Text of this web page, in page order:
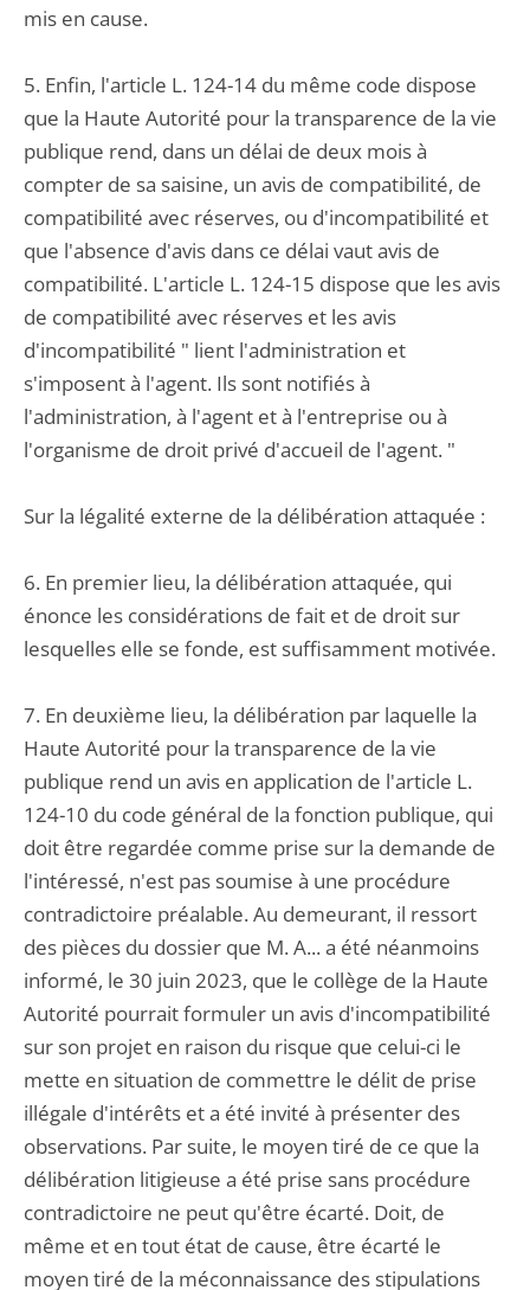
mis en cause.
5. Enfin, l'article L. 124-14 du même code dispose
que la Haute Autorité pour la transparence de la vie
publique rend, dans un délai de deux mois à
compter de sa saisine, un avis de compatibilité, de
compatibilité avec réserves, ou d'incompatibilité et
que l'absence d'avis dans ce délai vaut avis de
compatibilité. L'article L. 124-15 dispose que les avis
de compatibilité avec réserves et les avis
d'incompatibilité " lient l'administration et
s'imposent à l'agent. Ils sont notifiés à
l'administration, à l'agent et à l'entreprise ou à
l'organisme de droit privé d'accueil de l'agent. "
Sur la légalité externe de la délibération attaquée :
6. En premier lieu, la délibération attaquée, qui
énonce les considérations de fait et de droit sur
lesquelles elle se fonde, est suffisamment motivée.
7. En deuxième lieu, la délibération par laquelle la
Haute Autorité pour la transparence de la vie
publique rend un avis en application de l'article L.
124-10 du code général de la fonction publique, qui
doit être regardée comme prise sur la demande de
l'intéressé, n'est pas soumise à une procédure
contradictoire préalable. Au demeurant, il ressort
des pièces du dossier que M. A... a été néanmoins
informé, le 30 juin 2023, que le collège de la Haute
Autorité pourrait formuler un avis d'incompatibilité
sur son projet en raison du risque que celui-ci le
mette en situation de commettre le délit de prise
illégale d'intérêts et a été invité à présenter des
observations. Par suite, le moyen tiré de ce que la
délibération litigieuse a été prise sans procédure
contradictoire ne peut qu'être écarté. Doit, de
même et en tout état de cause, être écarté le
moyen tiré de la méconnaissance des stipulations